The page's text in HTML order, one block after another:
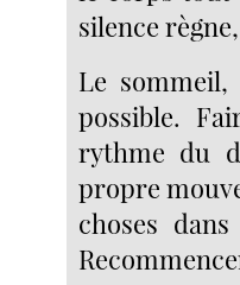
silence
Le
possible.
rythme du
propre
choses